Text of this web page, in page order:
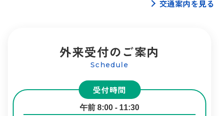
交通案内を見る
外来受付のご案内
Schedule
受付時間
午前 8:00 - 11:30